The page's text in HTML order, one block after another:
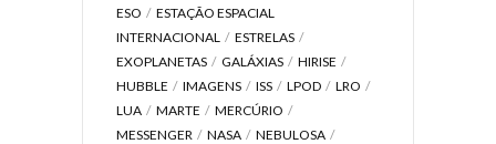
ESO
ESTAÇÃO ESPACIAL
INTERNACIONAL
ESTRELAS
EXOPLANETAS
GALÁXIAS
HIRISE
HUBBLE
IMAGENS ISS LPOD
LRO
LUA
MARTE
MERCÚRIO
MESSENGER
NASA
NEBULOSA